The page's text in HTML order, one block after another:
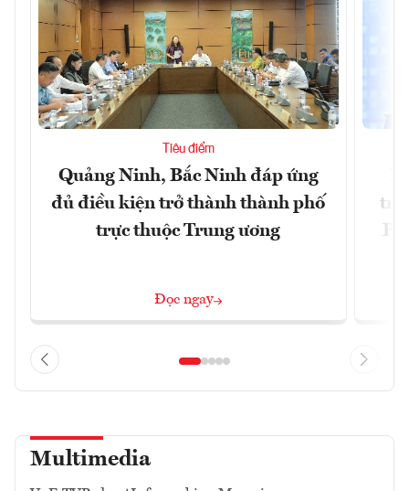
Tiêu điểm
Quảng Ninh, Bắc Ninh đáp ứng
đủ điều kiện trở thành thành phố
trực thuộc Trung ương
Đọc ngay
Multimedia